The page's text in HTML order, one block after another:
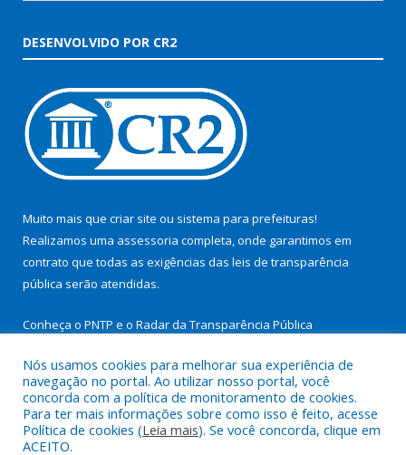
DESENVOLVIDO POR CR2
Muito mais que criar site ou sistema para prefeituras!
Realizamos uma assessoria completa, onde garantimos em
contrato que todas as exigências das leis de transparência
pública serão atendidas.
Conheça o PNTP e o Radar da Transparência Pública
Todos os direitos reservados a Prefeitura Municipal de São
Miguel do Guamá.
Nós usamos cookies para melhorar sua experiência de
navegação no portal. Ao utilizar nosso portal, você
concorda com a política de monitoramento de cookies.
Para ter mais informações sobre como isso é feito, acesse
Política de cookies (Leia mais). Se você concorda, clique em
ACEITO.